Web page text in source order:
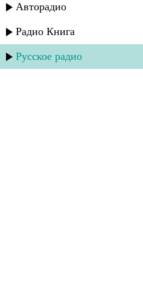
Авторадио
Радио Книга
Русское радио
Гапцах группа - Гада чан